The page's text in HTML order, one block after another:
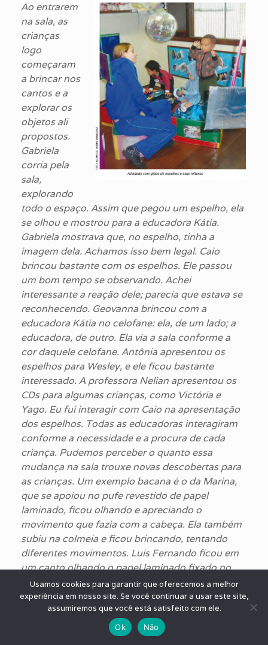
Ao entrarem
na sala, as
crianças
logo
começaram
a brincar nos
cantos e a
explorar os
objetos ali
propostos.
Gabriela
corria pela
sala,
explorando
todo o espaço. Assim que pegou um espelho, ela
se olhou e mostrou para a educadora Kátia.
Gabriela mostrava que, no espelho, tinha a
imagem dela. Achamos isso bem legal. Caio
brincou bastante com os espelhos. Ele passou
um bom tempo se observando. Achei
interessante a reação dele; parecia que estava se
reconhecendo. Geovanna brincou com a
educadora Kátia no celofane: ela, de um lado; a
educadora, de outro. Ela via a sala conforme a
cor daquele celofane. Antônia apresentou os
espelhos para Wesley, e ele ficou bastante
interessado. A professora Nelian apresentou os
CDs para algumas crianças, como Victória e
Yago. Eu fui interagir com Caio na apresentação
dos espelhos. Todas as educadoras interagiram
conforme a necessidade e a procura de cada
criança. Pudemos perceber o quanto essa
mudança na sala trouxe novas descobertas para
as crianças. Um exemplo bacana é o da Marina,
que se apoiou no pufe revestido de papel
laminado, ficou olhando e apreciando o
movimento que fazia com a cabeça. Ela também
subiu na colmeia e ficou brincando, tentando
diferentes movimentos. Luis Fernando ficou em
um canto olhando o papellaminado fixado no
chão, com espelhos e CDs nas mãos. Heloisa
também explorou bastante o ambiente. Ela corria
e subia na colmeia. Yago brincou de se olhar no
espelho, e mostrava o espelho para mim. Victoria
brincou de esconde-esconde com os celofanes.
Usamos cookies para garantir que oferecemos a melhor
experiência em nosso site. Se você continuar a usar este site,
assumiremos que você está satisfeito com ele.
Ok Não